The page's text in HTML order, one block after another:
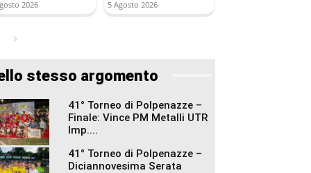
2026 5 Agosto 2026
stesso argomento
41° Torneo di Polpenazze –
Finale: Vince PM Metalli UTR
Imp....
41° Torneo di Polpenazze –
Diciannovesima Serata